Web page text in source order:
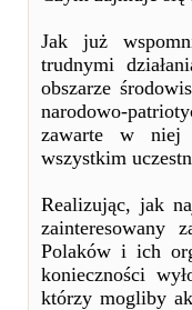
Jak już
trudnymi
obszarze
narodowo-
zawarte w niej
wszystkim
Realizując, jak
zainteresowany
Polaków i ich
konieczności
którzy mogliby